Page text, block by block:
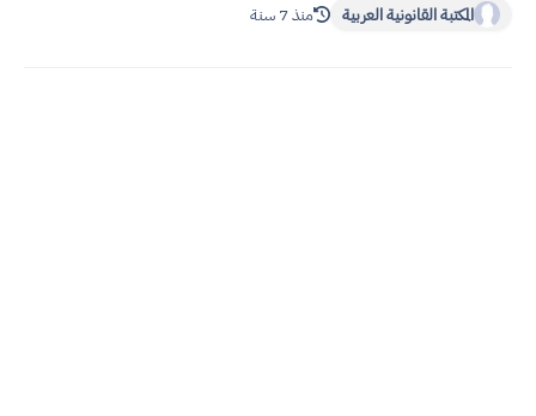
المكتبة القانونية العربية منذ 7 سنة